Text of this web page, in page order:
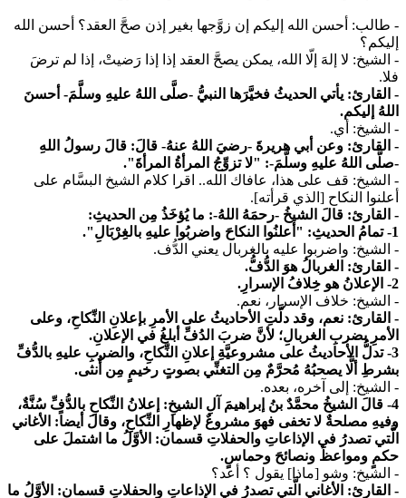
- طالب: أحسن الله إليكم إن زوَّجها بغير إذن صحَّ العقد؟ أحسن الله
إليكم؟
- الشيخ: لا إلهَ إلّا الله، يمكن يصحَّ العقد إذا إذا رَضيتْ، إذا لم ترضَ
فلا.
- القارئ: يأتي الحديثُ فخيَّرَها النبيُّ -صلَّى اللهُ عليهِ وسلَّمَ- أحسنَ
اللهُ إليكم.
- الشيخ: أي.
- القارئ: وعن أبي هريرةَ -رضيَ اللهُ عنهُ- قالَ: قالَ رسولُ اللهِ
-صلَّى اللهُ عليهِ وسلَّمَ-: "لا تزوِّجُ المرأةُ المرأةَ".
- الشيخ: قف على هذا، عافاك الله.. اقرا كلام الشيخ البسَّام على
أعلنوا النكاح [الذي قرأته].
- القارئ: قالَ الشيخُ -رحمَهُ اللهُ-: ما يُؤخَذُ مِن الحديثِ:
1- تمامُ الحديثِ: "أعلنُوا النكاحَ واضربُوا عليهِ بالغِرْبَالِ".
- الشيخ: واضربوا عليه بالغربال يعني الدُّف.
- القارئ: الغربالُ هوَ الدُّفُّ.
2- الإعلانُ هو خِلافُ الإسرارِ.
- الشيخ: خلاف الإسرار، نعم.
- القارئ: نعم، وقد دلَّتِ الأحاديثُ على الأمرِ بإعلانِ النِّكاحِ، وعلى
الأمرِ بضربِ الغربالِ؛ لأنَّ ضربَ الدُفِّ أبلغُ في الإعلانِ.
3- تدلُّ الأحاديثُ على مشروعيَّةِ إعلانِ النِّكاحِ، والضربِ عليهِ بالدُّفِّ
بشرطِ ألَّا يصحبُهُ مُحرَّمٌ مِن التغنِّي بصوتٍ رخيمٍ مِن أُنثى.
- الشيخ: إلى آخره، بعده.
4- قالَ الشيخُ محمَّدٌ بنُ إبراهيمَ آلِ الشيخِ: إعلانُ النِّكاحِ بالدُّفِّ سُنَّةٌ،
وفيهِ مصلحةٌ لا تخفى فهوَ مشروعٌ لإظهارِ النِّكاحِ، وقالَ أيضاً: الأغاني
الَّتي تصدرُ في الإذاعاتِ والحفلاتِ قسمان: الأوَّلُ ما اشتملَ على
حكمٍ ومواعظَ ونصائحَ وحماسٍ.
- الشيخ: وشو [ماذا] يقول ؟ أعد؟
- القارئ: الأغاني الَّتي تصدرُ في الإذاعاتِ والحفلاتِ قسمان: الأوَّلُ ما